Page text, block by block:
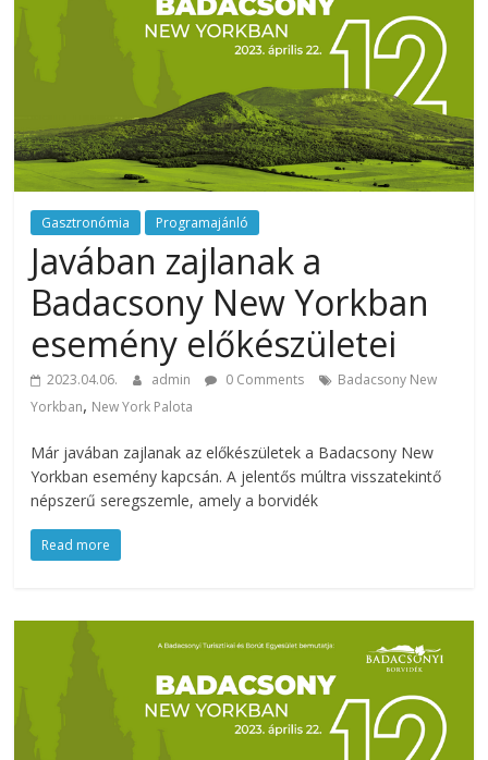
ajánlatok.
rendezvényeszközök,
rendezvénygasztronómia,
catering.
Útmutató
úgy
profi
rendezvényszervező
mint
céges
szervezőinek,
vagy
az
esküvőjüket
tervezgető
Gasztronómia Programajánló
Javában zajlanak a
Badacsony New Yorkban
esemény előkészületei
2023.04.06. admin 0 Comments
Badacsony New
Yorkban, New York Palota
Már javában zajlanak az előkészületek a Badacsony New
Yorkban esemény kapcsán. A jelentős múltra visszatekintő
népszerű seregszemle, amely a borvidék
Read more